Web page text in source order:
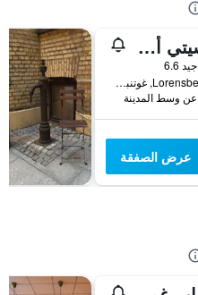
هوتل سيتي أفينين
جيد 6.6
Lorensbergsgatan 6, غوتنبرغ (السويد), مقاطعة فاسترا غوتالاند, السويد
عرض الصفقة